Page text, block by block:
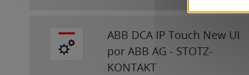
ABB DCA IP Touch New UI
por ABB AG - STOTZ-
KONTAKT